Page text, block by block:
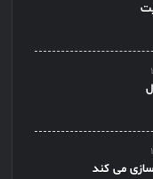
می کند